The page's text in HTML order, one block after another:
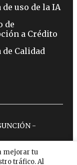
mejorar tu
tráfico. Al
uso de la IA
de
a Crédito
Calidad
-